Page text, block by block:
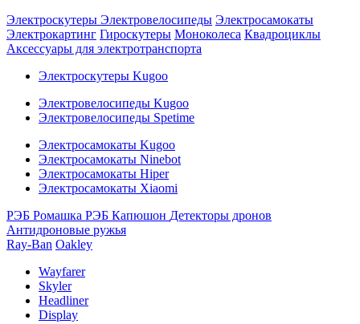
Электроскутеры Электровелосипеды Электросамокаты
Электрокартинг Гироскутеры Моноколеса Квадроциклы
Аксессуары для электротранспорта
Электроскутеры Kugoo
Электровелосипеды Kugoo
Электровелосипеды Spetime
Электросамокаты Kugoo
Электросамокаты Ninebot
Электросамокаты Hiper
Электросамокаты Xiaomi
РЭБ Ромашка РЭБ Капюшон Детекторы дронов
Антидроновые ружья
Ray-Ban Oakley
Wayfarer
Skyler
Headliner
Display